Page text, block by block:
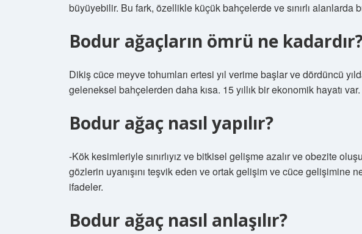
büyüyebilir. Bu fark, özellikle küçük bahçelerde ve sınırlı alanlarda
Bodur ağaçların ömrü ne
Dikiş cüce meyve tohumları ertesi yıl verime başlar ve dördüncü
geleneksel bahçelerden daha kısa. 15 yıllık bir ekonomik hayatı var.
Bodur ağaç nasıl yapılır?
-Kök kesimleriyle sınırlıyız ve bitkisel gelişme azalır ve obezite
gözlerin uyanışını teşvik eden ve ortak gelişim ve cüce gelişimine
ifadeler.
Bodur ağaç nasıl anlaşılır?